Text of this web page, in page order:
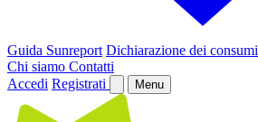
Guida Sunreport Dichiarazione dei consumi
Chi siamo Contatti
Accedi Registrati Menu